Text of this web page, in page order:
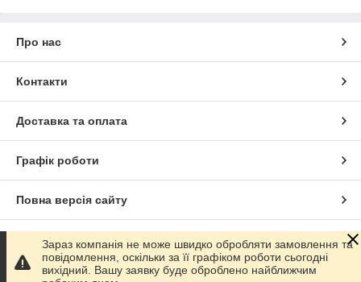
Про нас
Контакти
Доставка та оплата
Графік роботи
Повна версія сайту
Сайт створено на маркетплейсі Prom.ua
Політика конфіденційності
Зараз компанія не може швидко обробляти замовлення та
повідомлення, оскільки за її графіком роботи сьогодні
вихідний. Вашу заявку буде оброблено найближчим